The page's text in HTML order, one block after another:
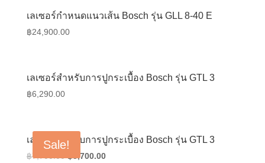
เลเซอร์กำหนดแนวเส้น Bosch รุ่น GLL 8-40 E
฿24,900.00
เลเซอร์สำหรับการปูกระเบื้อง Bosch รุ่น GTL 3
฿6,290.00
Sale!
เลเซอร์สำหรับการปูกระเบื้อง Bosch รุ่น GTL 3
฿7,700.00
Original
5,700.00Current